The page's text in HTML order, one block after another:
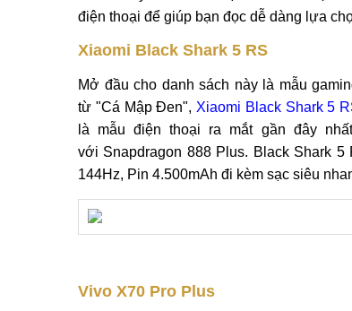
điện thoại để giúp bạn đọc dễ dàng lựa
Xiaomi Black Shark 5 RS
Mở đầu cho danh sách này là mẫu
từ "Cá Mập Đen", Xiaomi Black Shark 5
là mẫu điện thoại ra mắt gần đây
với Snapdragon 888 Plus. Black Shark
144Hz, Pin 4.500mAh đi kèm sạc siêu
Vivo X70 Pro Plus